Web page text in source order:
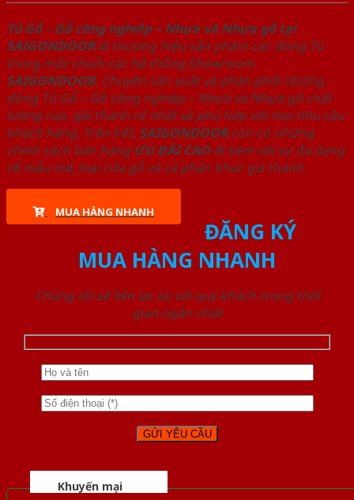
Tủ Gỗ – Gỗ công nghiêp – Nhựa và Nhựa gỗ tại
SAIGONDOORlà thương hiệu sản phẩm các dòng Tủ
trong một chuỗi các hệ thống Showroom
SAIGONDOOR. Chuyên sản xuất và phân phối những
dòng Tủ Gỗ – Gỗ công nghiêp – Nhựa và Nhựa gỗ chất
lượng cao, giá thành rẻ nhất và phù hợp với mọi nhu cầu
khách hàng. Trên hết, SAIGONDOORcòn có những
chính sách bán hàng ƯU ĐÃI CAOđi kèm với sự đa dạng
về mẫu mã, loại cửa gỗ và cả phân khúc giá thành.
MUA HÀNG NHANH
ĐĂNG KÝ
MUA HÀNG NHANH
Chúng tôi sẽ liên lạc lại với quý khách trong thời
gian ngắn nhất
Khuyến mại